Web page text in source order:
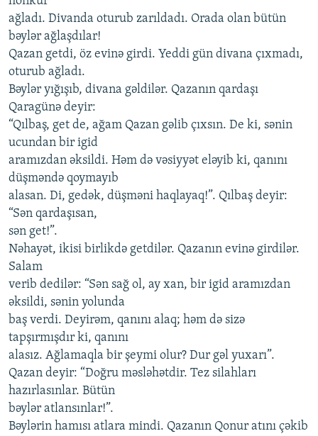
ağladı. Divanda oturub zarıldadı. Orada olan bütün
bəylər ağlaşdılar!
Qazan getdi, öz evinə girdi. Yeddi gün divana çıxmadı,
oturub ağladı.
Bəylər yığışıb, divana gəldilər. Qazanın qardaşı
Qaragünə deyir:
“Qılbaş, get de, ağam Qazan gəlib çıxsın. De ki, sənin
ucundan bir igid
aramızdan əksildi. Həm də vəsiyyət eləyib ki, qanını
düşməndə qoymayıb
alasan. Di, gedək, düşməni haqlayaq!”. Qılbaş deyir:
“Sən qardaşısan,
sən get!”.
Nəhayət, ikisi birlikdə getdilər. Qazanın evinə girdilər.
Salam
verib dedilər: “Sən sağ ol, ay xan, bir igid aramızdan
əksildi, sənin yolunda
baş verdi. Deyirəm, qanını alaq; həm də sizə
tapşırmışdır ki, qanını
alasız. Ağlamaqla bir şeymi olur? Dur gəl yuxarı”.
Qazan deyir: “Doğru məsləhətdir. Tez silahları
hazırlasınlar. Bütün
bəylər atlansınlar!”.
Bəylərin hamısı atlara mindi. Qazanın Qonur atını çəkib